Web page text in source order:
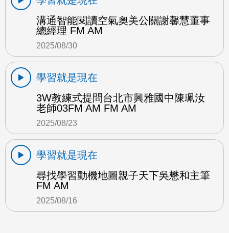
溝通智能閱讀空氣奧美公關謝馨慧董事
總經理 FM AM
2025/08/30
學習就是現在
3W教練式提問台北市興雅國中陳珮汝
老師03FM AM FM AM
2025/08/23
學習就是現在
尋找學習動機地圖親子天下吳懋和主筆
FM AM
2025/08/16